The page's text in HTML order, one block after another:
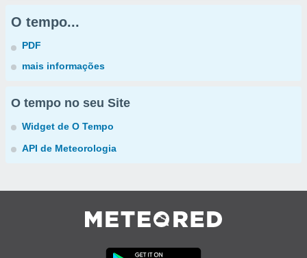
O tempo...
PDF
mais informações
O tempo no seu Site
Widget de O Tempo
API de Meteorologia